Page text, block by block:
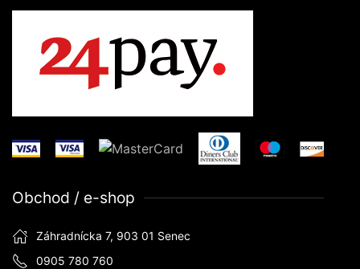
Obchod / e-shop
Záhradnícka 7, 903 01 Senec
0905 780 760